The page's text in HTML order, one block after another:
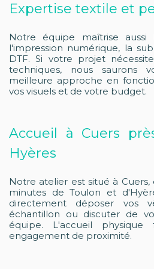
Expertise textile et
Notre équipe maîtrise
l'impression numérique, la
DTF. Si votre projet
techniques, nous saurons
meilleure approche en
vos visuels et de votre budget.
Accueil à Cuers
Hyères
Notre atelier est situé à Cuers,
minutes de Toulon et
directement déposer vos
échantillon ou discuter de
équipe. L'accueil
engagement de proximité.